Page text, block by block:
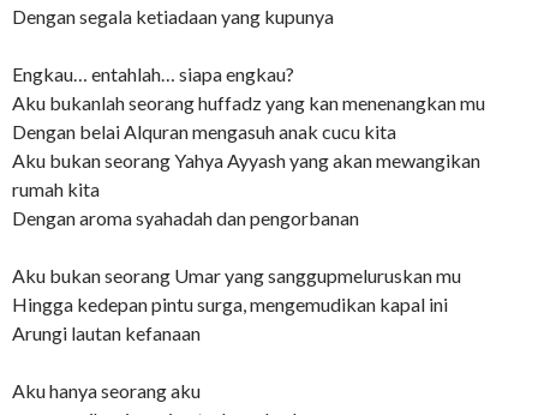
Dengan segala ketiadaan yang kupunya
Engkau… entahlah… siapa engkau?
Aku bukanlah seorang huffadz yang kan menenangkan mu
Dengan belai Alquran mengasuh anak cucu kita
Aku bukan seorang Yahya Ayyash yang akan mewangikan
rumah kita
Dengan aroma syahadah dan pengorbanan
Aku bukan seorang Umar yang sanggupmeluruskan mu
Hingga kedepan pintu surga, mengemudikan kapal ini
Arungi lautan kefanaan
Aku hanya seorang aku